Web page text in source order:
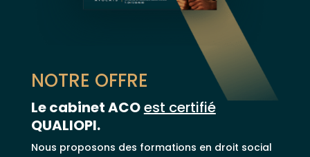
NOTRE OFFRE
Le cabinet ACOest certifié
QUALIOPI.
Nous proposons des formations en droit social